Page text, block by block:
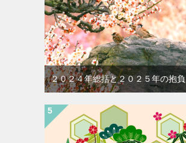
２０２４年総括と２０２５年の抱負